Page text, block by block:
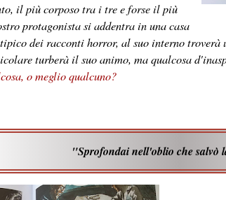
il più corposo tra i tre e forse il più
protagonista si addentra in una casa
dei racconti horror, al suo interno
turberà il suo animo, ma qualcosa
o meglio qualcuno?
"Sprofondai nell'oblio che salvò